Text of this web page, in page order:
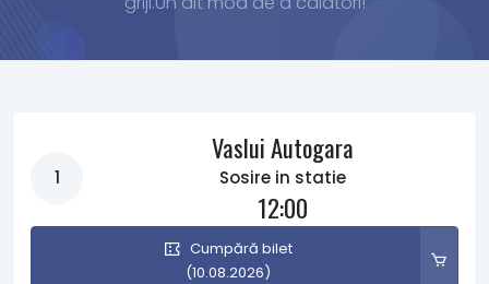
1
Vaslui Autogara
Sosire in statie
12:00
Cumpără bilet
(10.08.2026)